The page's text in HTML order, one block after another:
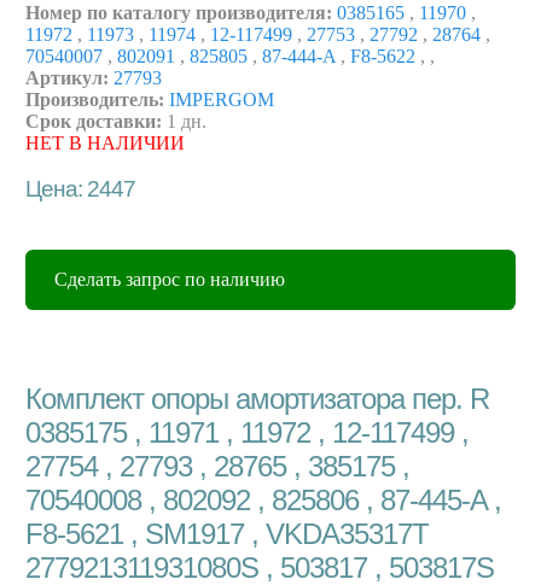
Номер по каталогу производителя: 0385165 , 11970 ,
11972 , 11973 , 11974 , 12-117499 , 27753 , 27792 , 28764 ,
70540007 , 802091 , 825805 , 87-444-A , F8-5622 , ,
Артикул: 27793
Производитель: IMPERGOM
Срок доставки: 1 дн.
НЕТ В НАЛИЧИИ
Цена: 2447
Сделать запрос по наличию
Комплект опоры амортизатора пер. R
0385175 , 11971 , 11972 , 12-117499 ,
27754 , 27793 , 28765 , 385175 ,
70540008 , 802092 , 825806 , 87-445-A ,
F8-5621 , SM1917 , VKDA35317T
277921311931080S , 503817 , 503817S